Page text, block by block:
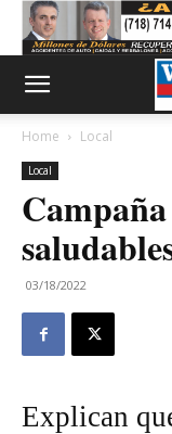
Home Local
Local
03/18/2022
Explican